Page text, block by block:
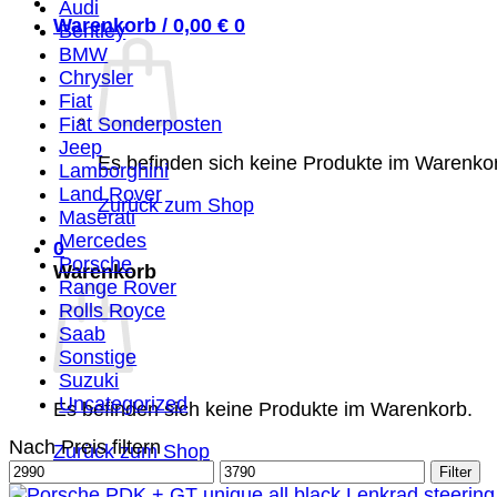
Warenkorb / 0,00 € 0
Es befinden sich keine Produkte im
Zurück zum Shop
0
Warenkorb
Es befinden sich keine Produkte im Warenkorb.
Zurück zum Shop
Audi
Bentley
BMW
Chrysler
Fiat
Fiat Sonderposten
Jeep
Lamborghini
Land Rover
Maserati
Mercedes
Porsche
Range Rover
Rolls Royce
Saab
Sonstige
Suzuki
Uncategorized
Nach Preis filtern
Min.
Preis
Max.
Preis
Filter